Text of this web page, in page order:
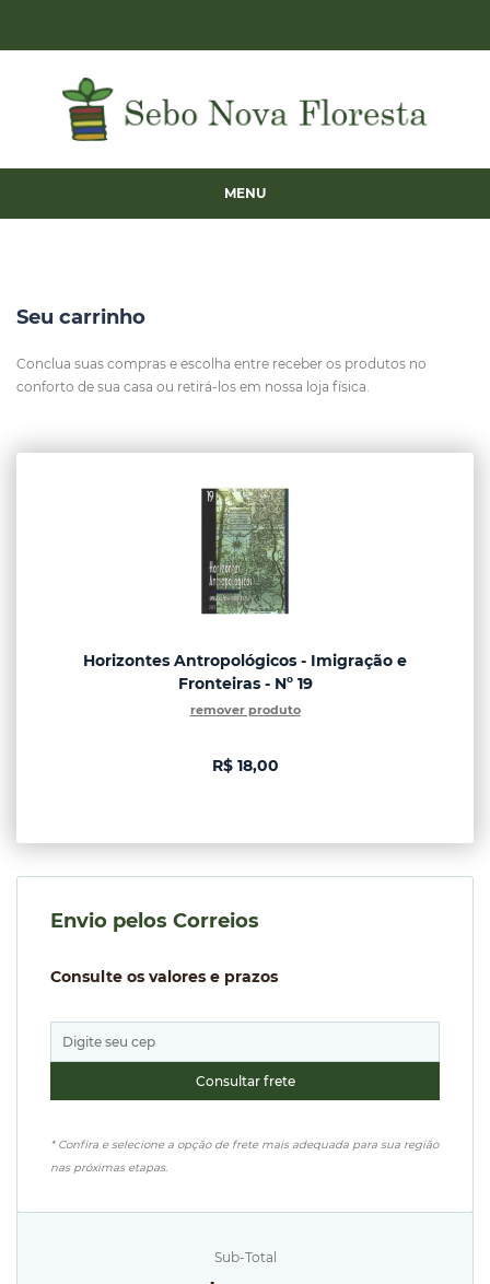
MENU
Seu carrinho
Conclua suas compras e escolha entre receber os produtos no
conforto de sua casa ou retirá-los em nossa loja física.
Horizontes Antropológicos - Imigração e
Fronteiras - Nº 19
remover produto
R$ 18,00
Envio pelos Correios
Consulte os valores e prazos
* Confira e selecione a opção de frete mais adequada para sua região
nas próximas etapas.
Sub-Total